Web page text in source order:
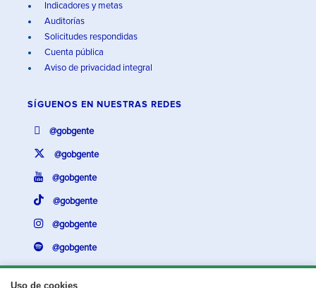
Uso de cookies
Indicadores y metas
Auditorías
Solicitudes respondidas
Cuenta pública
Aviso de privacidad integral
SÍGUENOS EN NUESTRAS REDES
@gobgente
@gobgente
@gobgente
@gobgente
@gobgente
@gobgente